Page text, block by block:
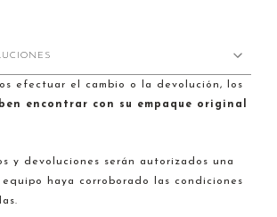
efectuar el cambio o la devolución, los
encontrar con su empaque original
y devoluciones serán autorizados una
haya corroborado las condiciones